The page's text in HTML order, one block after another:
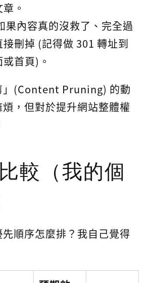
。
果內容真的沒救了、完全過
接刪掉 (記得做 301 轉址到
首頁)。
」(Content Pruning) 的動
，但對於提升網站整體權
較（我的個
順序怎麼排？我自己覺得